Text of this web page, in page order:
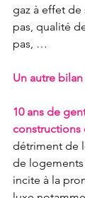
gaz à effet
pas, qualité
pas, …
Un autre bilan
10 ans de
constructions
détriment de
de
incite à la